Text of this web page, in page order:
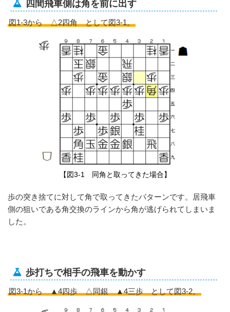
四間飛車側は角を前に出す
図1-3から △2四角 として図3-1。
【図3-1 同角と取ってきた場合】
歩の突き捨てに対して角で取ってきたパターンです。居飛車
側の狙いである角交換のラインから角が逃げられてしまいま
した。
歩打ちで相手の飛車を動かす
図3-1から ▲4四歩 △同銀 ▲4三歩 として図3-2。